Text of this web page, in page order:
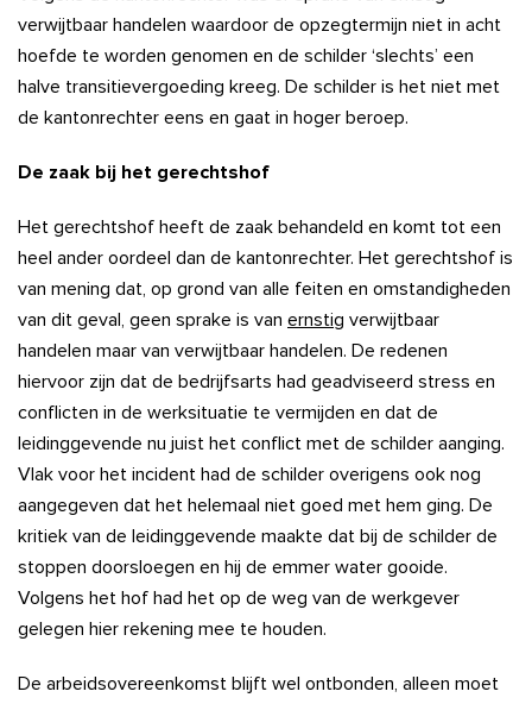
verwijtbaar handelen waardoor de opzegtermijn niet in acht
hoefde te worden genomen en de schilder ‘slechts’ een
halve transitievergoeding kreeg. De schilder is het niet met
de kantonrechter eens en gaat in hoger beroep.
De zaak bij het gerechtshof
Het gerechtshof heeft de zaak behandeld en komt tot een
heel ander oordeel dan de kantonrechter. Het gerechtshof is
van mening dat, op grond van alle feiten en omstandigheden
van dit geval, geen sprake is van ernstig verwijtbaar
handelen maar van verwijtbaar handelen. De redenen
hiervoor zijn dat de bedrijfsarts had geadviseerd stress en
conflicten in de werksituatie te vermijden en dat de
leidinggevende nu juist het conflict met de schilder aanging.
Vlak voor het incident had de schilder overigens ook nog
aangegeven dat het helemaal niet goed met hem ging. De
kritiek van de leidinggevende maakte dat bij de schilder de
stoppen doorsloegen en hij de emmer water gooide.
Volgens het hof had het op de weg van de werkgever
gelegen hier rekening mee te houden.
De arbeidsovereenkomst blijft wel ontbonden, alleen moet